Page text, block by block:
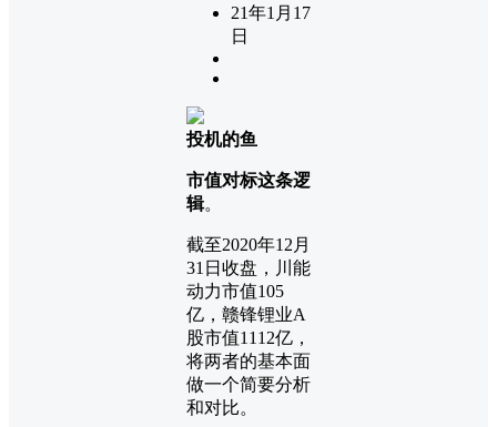
21年1月17
日
投机的鱼
市值对标这条逻
辑。
截至2020年12月
31日收盘，川能
动力市值105
亿，赣锋锂业A
股市值1112亿，
将两者的基本面
做一个简要分析
和对比。